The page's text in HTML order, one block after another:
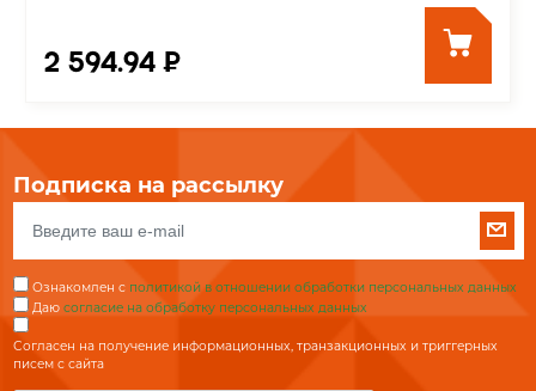
2 594.94 ₽
Подписка на рассылку
Ознакомлен с политикой в отношении обработки персональных данных
Даю согласие на обработку персональных данных
Согласен на получение информационных, транзакционных и триггерных
писем с сайта